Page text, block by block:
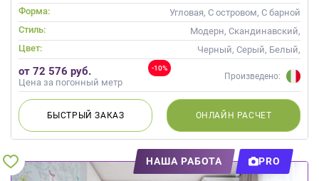
Массив
Форма:
Угловая, С островом, С барной
стойкой
Стиль:
Модерн, Скандинавский,
Неоклассика, Современные
Цвет:
Черный, Серый, Белый,
Слоновая кость, Кремовый
-10%
от 72 576 руб.
Цена за погонный метр
Произведено:
БЫСТРЫЙЗАКАЗ ОНЛАЙН РАСЧЕТ
НАША РАБОТА PRO